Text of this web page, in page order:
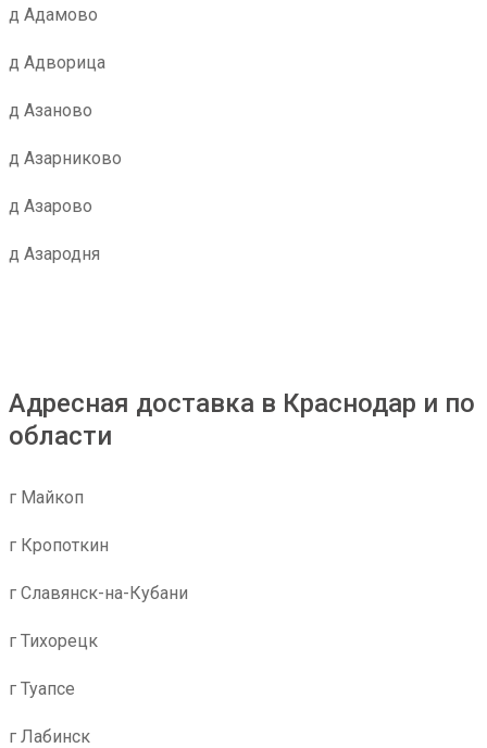
д Адамово
д Адворица
д Азаново
д Азарниково
д Азарово
д Азародня
Адресная доставка в Краснодар и по
области
г Майкоп
г Кропоткин
г Славянск-на-Кубани
г Тихорецк
г Туапсе
г Лабинск